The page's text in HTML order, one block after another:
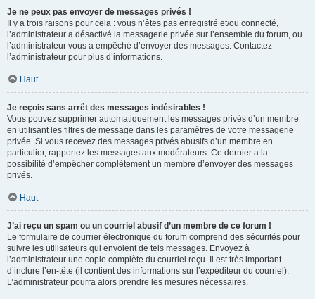
Je ne peux pas envoyer de messages privés !
Il y a trois raisons pour cela : vous n’êtes pas enregistré et/ou connecté,
l’administrateur a désactivé la messagerie privée sur l’ensemble du forum, ou
l’administrateur vous a empêché d’envoyer des messages. Contactez
l’administrateur pour plus d’informations.
Haut
Je reçois sans arrêt des messages indésirables !
Vous pouvez supprimer automatiquement les messages privés d’un membre
en utilisant les filtres de message dans les paramètres de votre messagerie
privée. Si vous recevez des messages privés abusifs d’un membre en
particulier, rapportez les messages aux modérateurs. Ce dernier a la
possibilité d’empêcher complètement un membre d’envoyer des messages
privés.
Haut
J’ai reçu un spam ou un courriel abusif d’un membre de ce forum !
Le formulaire de courrier électronique du forum comprend des sécurités pour
suivre les utilisateurs qui envoient de tels messages. Envoyez à
l’administrateur une copie complète du courriel reçu. Il est très important
d’inclure l’en-tête (il contient des informations sur l’expéditeur du courriel).
L’administrateur pourra alors prendre les mesures nécessaires.